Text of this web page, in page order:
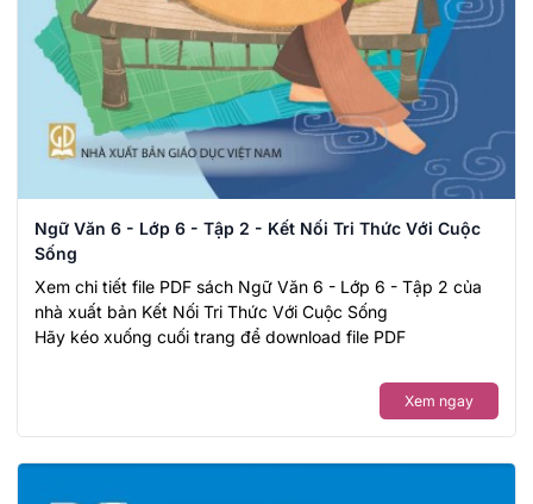
Ngữ Văn 6 - Lớp 6 - Tập 2 - Kết Nối Tri Thức Với Cuộc
Sống
Xem chi tiết file PDF sách Ngữ Văn 6 - Lớp 6 - Tập 2 của
nhà xuất bản Kết Nối Tri Thức Với Cuộc Sống
Hãy kéo xuống cuối trang để download file PDF
Xem ngay